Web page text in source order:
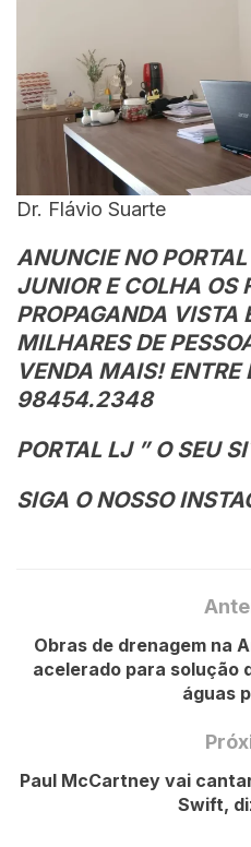
Dr. Flávio Suarte
ANUNCIE NO
JUNIOR E COLHA OS
PROPAGANDA VISTA
MILHARES DE
VENDA MAIS!
98454.2348
PORTAL LJ ” O SEU
SIGA O NOSSO
Obras de drenagem na
acelerado para solução
águas
Paul McCartney vai
Swift,